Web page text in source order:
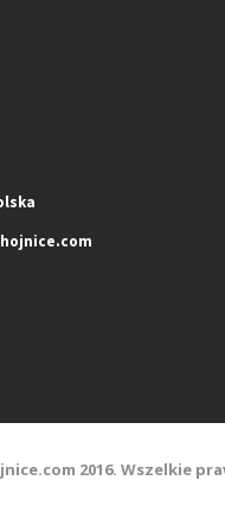
2016. Wszelkie